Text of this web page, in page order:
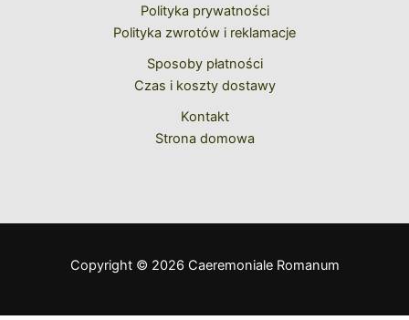
Polityka prywatności
Polityka zwrotów i reklamacje
Sposoby płatności
Czas i koszty dostawy
Kontakt
Strona domowa
Copyright © 2026 Caeremoniale Romanum